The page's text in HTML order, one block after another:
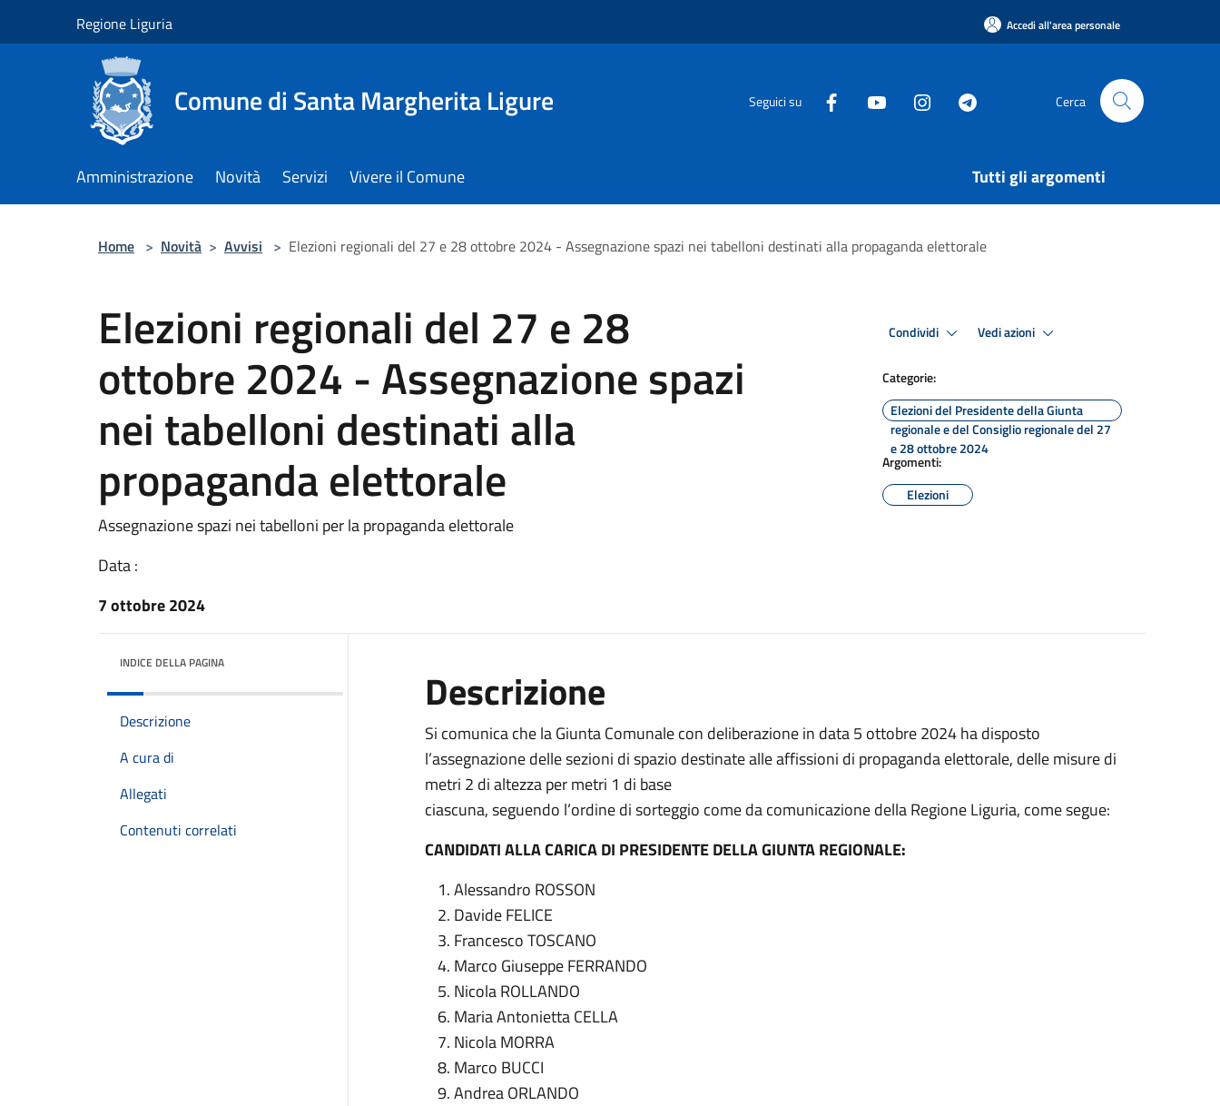
Regione Liguria Accedi all'area personale
Comune di Santa Margherita Ligure Seguici su Cerca
Amministrazione Novità Servizi Vivere il Comune Tutti gli argomenti
Home > Novità > Avvisi > Elezioni regionali del 27 e 28 ottobre 2024 - Assegnazione spazi nei tabelloni destinati alla propaganda elettorale
Elezioni regionali del 27 e 28
ottobre 2024 - Assegnazione spazi
nei tabelloni destinati alla
propaganda elettorale
Assegnazione spazi nei tabelloni per la propaganda elettorale
Data :
7 ottobre 2024
Condividi Vedi azioni
Categorie:
Elezioni del Presidente della Giunta
regionale e del Consiglio regionale del 27
e 28 ottobre 2024
Argomenti:
Elezioni
INDICE DELLA PAGINA
Descrizione
A cura di
Allegati
Contenuti correlati
Descrizione
Si comunica che la Giunta Comunale con deliberazione in data 5 ottobre 2024 ha disposto
l’assegnazione delle sezioni di spazio destinate alle affissioni di propaganda elettorale, delle misure di
metri 2 di altezza per metri 1 di base
ciascuna, seguendo l’ordine di sorteggio come da comunicazione della Regione Liguria, come segue:
CANDIDATI ALLA CARICA DI PRESIDENTE DELLA GIUNTA REGIONALE:
Alessandro ROSSON
Davide FELICE
Francesco TOSCANO
Marco Giuseppe FERRANDO
Nicola ROLLANDO
Maria Antonietta CELLA
Nicola MORRA
Marco BUCCI
Andrea ORLANDO